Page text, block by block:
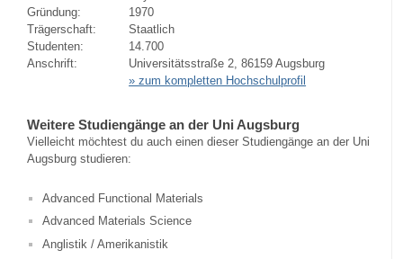
Gründung:
1970
Trägerschaft:
Staatlich
Studenten:
14.700
Anschrift:
Universitätsstraße 2, 86159 Augsburg
» zum kompletten Hochschulprofil
Weitere Studiengänge an der Uni Augsburg
Vielleicht möchtest du auch einen dieser Studiengänge an der Uni
Augsburg studieren:
Advanced Functional Materials
Advanced Materials Science
Anglistik / Amerikanistik